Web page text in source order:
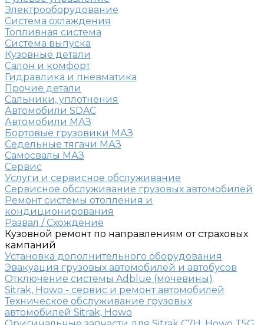
Электрооборудование
Система охлаждения
Топливная система
Система выпуска
Кузовные детали
Салон и комфорт
Гидравлика и пневматика
Прочие детали
Сальники, уплотнения
Автомобили SDAC
Автомобили МАЗ
Бортовые грузовики МАЗ
Седельные тягачи МАЗ
Самосвалы МАЗ
Сервис
Услуги и сервисное обслуживание
Сервисное обслуживание грузовых автомобилей
Ремонт системы отопления и
кондиционирования
Развал / Схождение
Кузовной ремонт по направлениям от страховых
кампаний
Установка дополнительного оборудования
Эвакуация грузовых автомобилей и автобусов
Отключение системы Adblue (мочевины)
Sitrak, Howo - сервис и ремонт автомобилей
Техническое обслуживание грузовых
автомобилей Sitrak, Howo